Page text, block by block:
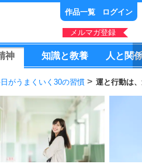
作品一覧 ログイン
メルマガ登録
神 知識と教養 人 と 関
がうまくいく30の習慣 運と行動は